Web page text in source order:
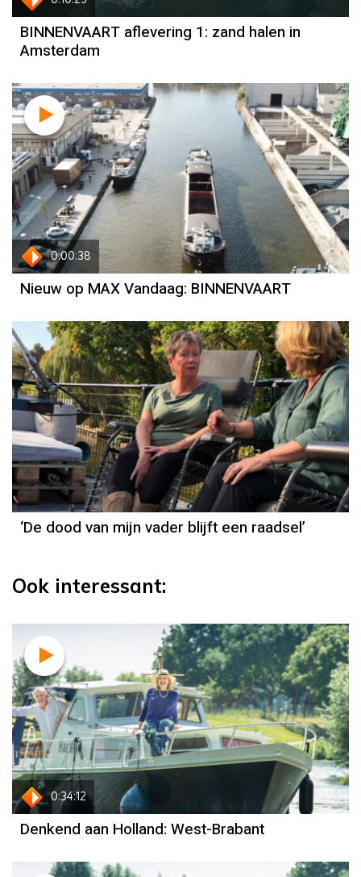
BINNENVAART aflevering 1: zand halen in
Amsterdam
0:00:38
Nieuw op MAX Vandaag: BINNENVAART
‘De dood van mijn vader blijft een raadsel’
Ook interessant:
0:34:12
Denkend aan Holland: West-Brabant